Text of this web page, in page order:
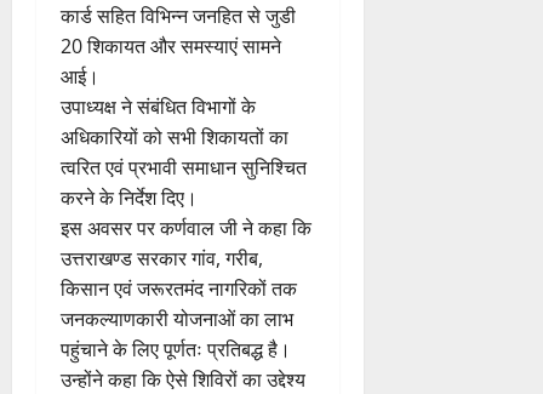
कार्ड सहित विभिन्न जनहित से जुडी
20 शिकायत और समस्याएं सामने
आई।
उपाध्यक्ष ने संबंधित विभागों के
अधिकारियों को सभी शिकायतों का
त्वरित एवं प्रभावी समाधान सुनिश्चित
करने के निर्देश दिए।
इस अवसर पर कर्णवाल जी ने कहा कि
उत्तराखण्ड सरकार गांव, गरीब,
किसान एवं जरूरतमंद नागरिकों तक
जनकल्याणकारी योजनाओं का लाभ
पहुंचाने के लिए पूर्णतः प्रतिबद्ध है।
उन्होंने कहा कि ऐसे शिविरों का उद्देश्य